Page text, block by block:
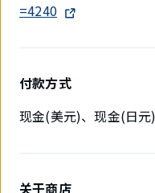
=4240
付款方式
现金(美元)、现金(日
关于商店